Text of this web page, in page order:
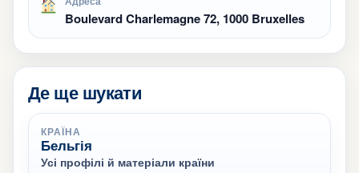
Boulevard Charlemagne 72, 1000 Bruxelles
Де ще шукати
КРАЇНА
Бельгія
Усі профілі й матеріали країни